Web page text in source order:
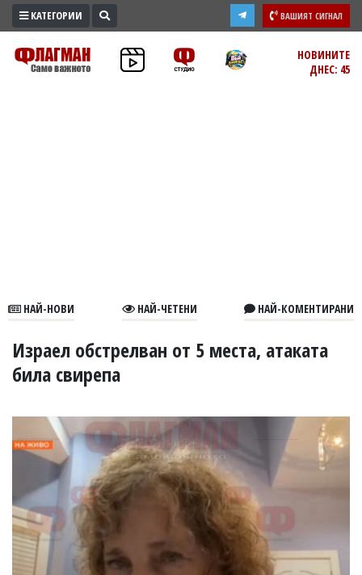
ПРОМО
ЗОНА
В
УКРАЙНА
РАЗСЛЕДВАНЕ
БИЗНЕС
Управители:
Веселин
Василев,
email:
v.vasilev@flagman.bg
КАТЕГОРИИ ВАШИЯТ СИГНАЛ
НОВИНИТЕ
ДНЕС: 45
НАЙ-НОВИ НАЙ-ЧЕТЕНИ НАЙ-КОМЕНТИРАНИ
Израел обстрелван от 5 места, атаката
била свирепа